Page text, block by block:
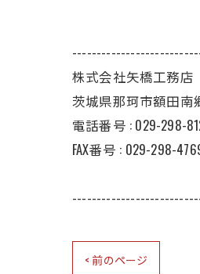
株式会社矢橋工務店
茨城県那珂市額田南
電話番号 : 029-298-
FAX番号 : 029-298-
< 前のページ